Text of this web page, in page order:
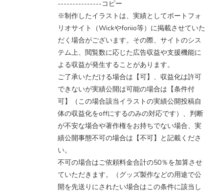
---------------コピー
※制作したイラストは、実績としてポートフォ
リオサイト（Wickやforiio等）に掲載させていた
だく場合がございます。その際、サイトのシス
テム上、閲覧数に応じた広告収益や支援機能に
よる収益が発生することがあります。
ご了承いただける場合は【可】、収益化は許可
できないが実績公開は可能の場合は【条件付
可】（この場合該当イラストの実績公開投稿自
体の収益化をoffにするのみの対応です）、判断
が不安な場合や著作権をお持ちでない場合、実
績公開事態不可の場合は【不可】と記載くださ
い。
不可の場合はご依頼料金合計の50％を加算させ
ていただきます。（グッズ製作などの用途で公
開を先送りにされたい場合はこの条件に該当し